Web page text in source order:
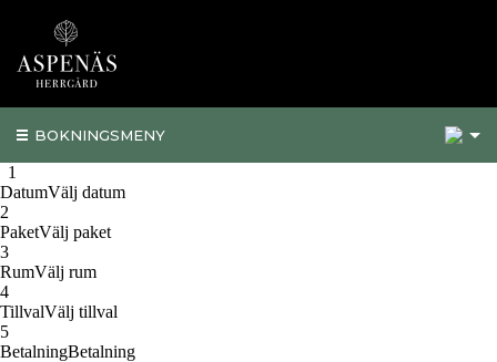
BOKNINGSMENY
1
DatumVälj datum
2
PaketVälj paket
3
RumVälj rum
4
TillvalVälj tillval
5
BetalningBetalning